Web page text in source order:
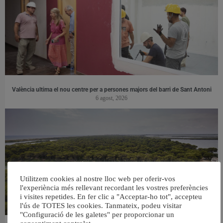
València ultima el nou centre per a persones majors del barri de Sant Antoni
6 agost, 2026
Utilitzem cookies al nostre lloc web per oferir-vos
l'experiència més rellevant recordant les vostres preferències
i visites repetides. En fer clic a "Acceptar-ho tot", accepteu
l'ús de TOTES les cookies. Tanmateix, podeu visitar
"Configuració de les galetes" per proporcionar un